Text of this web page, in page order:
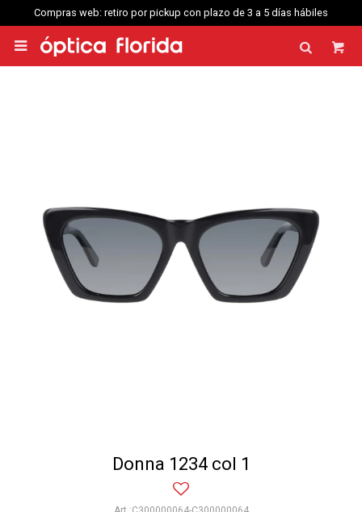
Compras web: retiro por pickup con plazo de 3 a 5 días hábiles

Donna 1234 col 1